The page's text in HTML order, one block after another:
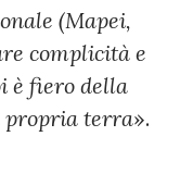
(Mapei,
complicità e
è fiero della
propria terra».